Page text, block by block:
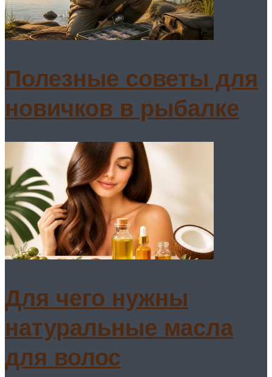
Полезные советы для
новичков в рыбалке
Для чего нужны
натуральные масла
для волос